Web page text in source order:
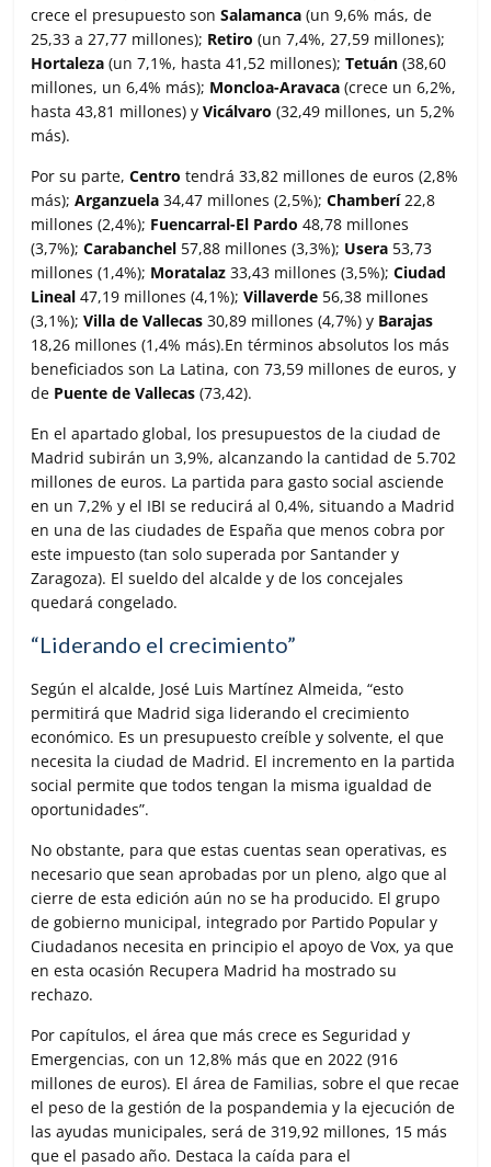
crece el presupuesto sonSalamanca (un 9,6% más, de
25,33 a 27,77 millones); Retiro (un 7,4%, 27,59 millones);
Hortaleza (un 7,1%, hasta 41,52 millones);Tetuán (38,60
millones, un 6,4% más); Moncloa-Aravaca (crece un 6,2%,
hasta 43,81 millones) yVicálvaro (32,49 millones, un 5,2%
más).
Por su parte,Centro tendrá 33,82 millones de euros (2,8%
más);Arganzuela 34,47 millones (2,5%);Chamberí22,8
millones (2,4%); Fuencarral-El Pardo 48,78 millones
(3,7%);Carabanchel 57,88 millones (3,3%); Usera 53,73
millones (1,4%); Moratalaz 33,43 millones (3,5%); Ciudad
Lineal 47,19 millones (4,1%);Villaverde 56,38 millones
(3,1%);Villa de Vallecas 30,89 millones (4,7%) y Barajas
18,26 millones (1,4% más).En términos absolutos los más
beneficiados son La Latina, con 73,59 millones de euros, y
de Puente de Vallecas (73,42).
En el apartado global, los presupuestos de la ciudad de
Madrid subirán un 3,9%, alcanzando la cantidad de 5.702
millones de euros. La partida para gasto social asciende
en un 7,2% y el IBI se reducirá al 0,4%, situando a Madrid
en una de las ciudades de España que menos cobra por
este impuesto (tan solo superada por Santander y
Zaragoza). El sueldo del alcalde y de los concejales
quedará congelado.
“Liderando el crecimiento”
Según el alcalde, José Luis Martínez Almeida, “esto
permitirá que Madrid siga liderando el crecimiento
económico. Es un presupuesto creíble y solvente, el que
necesita la ciudad de Madrid. El incremento en la partida
social permite que todos tengan la misma igualdad de
oportunidades”.
No obstante, para que estas cuentas sean operativas, es
necesario que sean aprobadas por un pleno, algo que al
cierre de esta edición aún no se ha producido. El grupo
de gobierno municipal, integrado por Partido Popular y
Ciudadanos necesita en principio el apoyo de Vox, ya que
en esta ocasión Recupera Madrid ha mostrado su
rechazo.
Por capítulos, el área que más crece es Seguridad y
Emergencias, con un 12,8% más que en 2022 (916
millones de euros). El área de Familias, sobre el que recae
el peso de la gestión de la pospandemia y la ejecución de
las ayudas municipales, será de 319,92 millones, 15 más
que el pasado año. Destaca la caída para el